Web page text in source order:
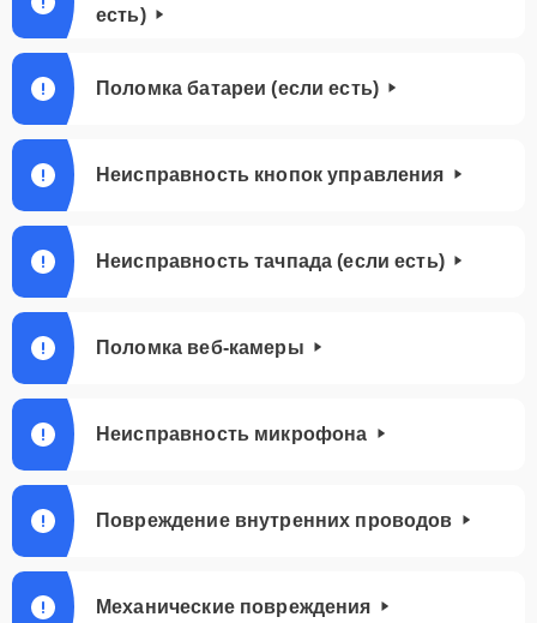
есть)
Поломка батареи (если есть)
Неисправность кнопок управления
Неисправность тачпада (если есть)
Поломка веб-камеры
Неисправность микрофона
Повреждение внутренних проводов
Механические повреждения